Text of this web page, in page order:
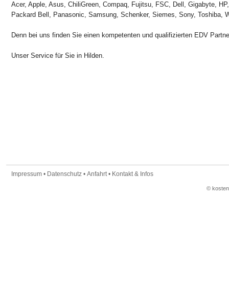
Acer, Apple, Asus, ChiliGreen, Compaq, Fujitsu, FSC, Dell, Gigabyte,
Packard Bell, Panasonic, Samsung, Schenker, Siemes, Sony, Toshiba,
Denn bei uns finden Sie einen kompetenten und qualifizierten EDV
Unser Service für Sie in Hilden.
Impressum • Datenschutz • Anfahrt• Kontakt & Infos
©